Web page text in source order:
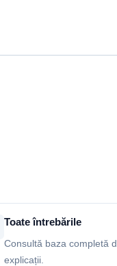
Toate întrebările
Consultă baza completă
explicații.